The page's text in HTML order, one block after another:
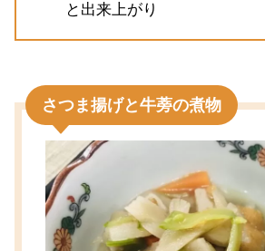
と出来上がり
さつま揚げと牛蒡の煮物